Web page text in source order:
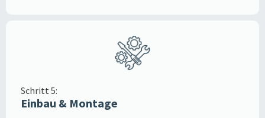
Schritt 5:
Einbau & Montage